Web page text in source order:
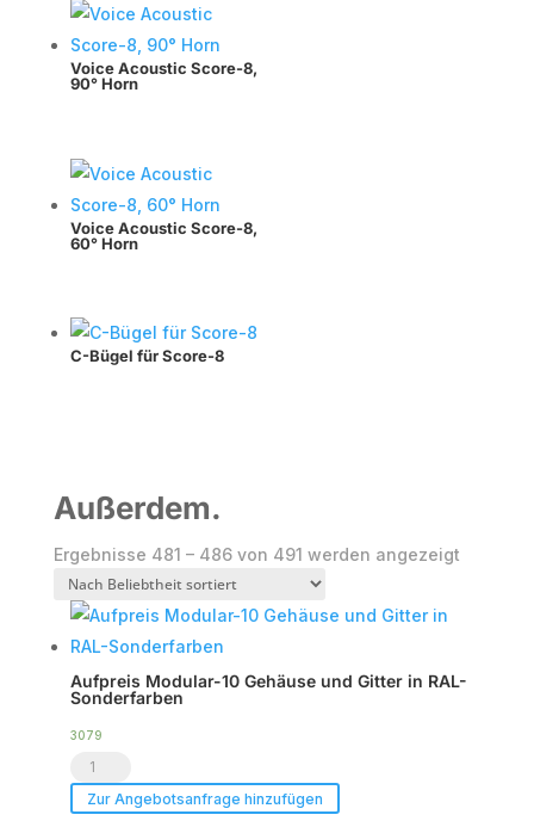
Voice Acoustic Score-8,
90° Horn
Voice Acoustic Score-8,
60° Horn
C-Bügel für Score-8
Außerdem.
Ergebnisse 481 – 486 von 491 werden angezeigtNach
Aufpreis Modular-10 Gehäuse und Gitter in RAL-
Sonderfarben
3079
Aufpreis
Modular-
Zur Angebotsanfrage hinzufügen